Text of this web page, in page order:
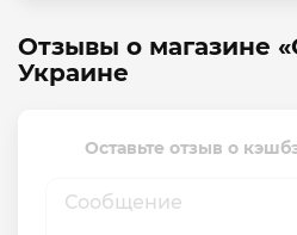
Отзывы о магазине
Украине
Оставьте отзыв о